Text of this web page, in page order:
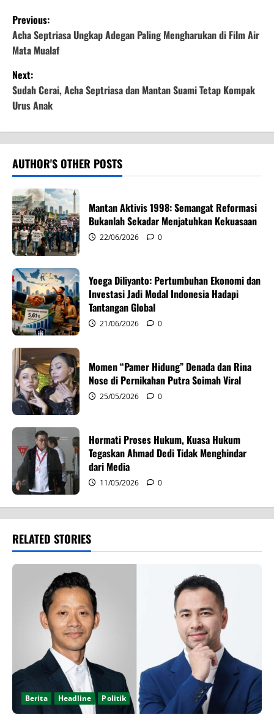
P
o
s
t
n
a
v
i
g
a
t
i
o
n
Previous:
Acha Septriasa Ungkap Adegan Paling Mengharukan di Film Air
Mata Mualaf
Next:
Sudah Cerai, Acha Septriasa dan Mantan Suami Tetap Kompak
Urus Anak
AUTHOR'S OTHER POSTS
Mantan Aktivis 1998: Semangat Reformasi
Bukanlah Sekadar Menjatuhkan Kekuasaan
22/06/2026 0
Yoega Diliyanto: Pertumbuhan Ekonomi dan
Investasi Jadi Modal Indonesia Hadapi
Tantangan Global
21/06/2026 0
Momen “Pamer Hidung” Denada dan Rina
Nose di Pernikahan Putra Soimah Viral
25/05/2026 0
Hormati Proses Hukum, Kuasa Hukum
Tegaskan Ahmad Dedi Tidak Menghindar
dari Media
11/05/2026 0
RELATED STORIES
Berita Headline Politik